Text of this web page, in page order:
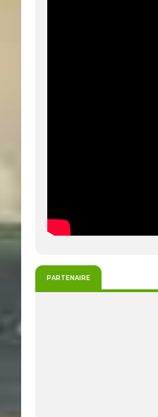
PARTENAIRE